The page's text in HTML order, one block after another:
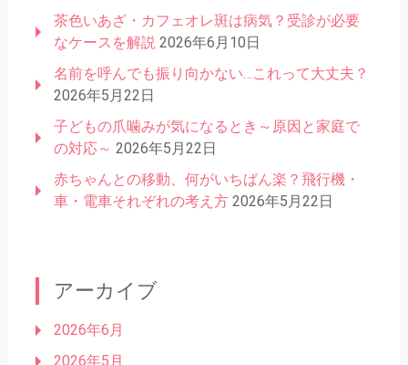
茶色いあざ・カフェオレ斑は病気？受診が必要
なケースを解説 2026年6月10日
名前を呼んでも振り向かない…これって大丈夫？
2026年5月22日
子どもの爪噛みが気になるとき～原因と家庭で
の対応～ 2026年5月22日
赤ちゃんとの移動、何がいちばん楽？飛行機・
車・電車それぞれの考え方 2026年5月22日
アーカイブ
2026年6月
2026年5月